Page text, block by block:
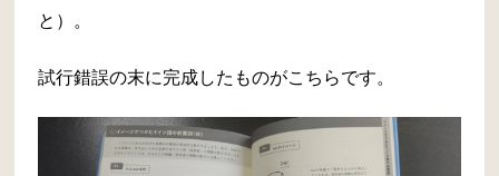
と）。
試行錯誤の末に完成したものがこちらです。